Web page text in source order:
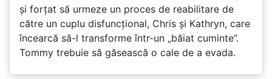
și forțat să urmeze un proces de reabilitare de
către un cuplu disfuncțional, Chris și Kathryn, care
încearcă să-l transforme într-un „băiat cuminte”.
Tommy trebuie să găsească o cale de a evada.